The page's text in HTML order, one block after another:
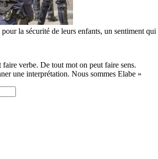
la sécurité de leurs enfants, un sentiment
verbe. De tout mot on peut faire sens.
une interprétation. Nous sommes Elabe »